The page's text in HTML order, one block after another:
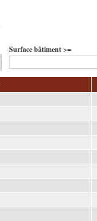
Surface bâtiment >=